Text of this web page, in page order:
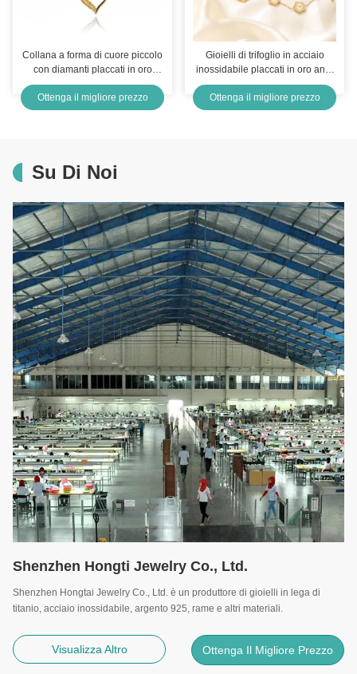
Collana a forma di cuore piccolo
con diamanti placcati in oro
14K, Bling, Amore per sempre,
per la mamma
Ottenga il migliore prezzo
Gioielli di trifoglio in acciaio
inossidabile placcati in oro anti-
tarnish per ragazze e donne
Ottenga il migliore prezzo
Su Di Noi
Shenzhen Hongti Jewelry Co., Ltd.
Shenzhen Hongtai Jewelry Co., Ltd. è un produttore di gioielli in lega di
titanio, acciaio inossidabile, argento 925, rame e altri materiali.
Visualizza Altro Ottenga Il Migliore Prezzo